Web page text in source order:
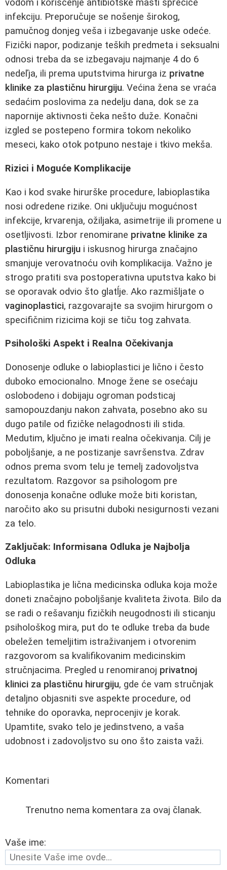
vodom i korišćenje antibiotske masti sprečiće
infekciju. Preporučuje se nošenje širokog,
pamučnog donjeg veša i izbegavanje uske odeće.
Fizički napor, podizanje teških predmeta i seksualni
odnosi treba da se izbegavaju najmanje 4 do 6
nedeľja, ili prema uputstvima hirurga iz privatne
klinike za plastičnu hirurgiju. Većina žena se vraća
sedaćim poslovima za nedelju dana, dok se za
napornije aktivnosti čeka nešto duže. Konačni
izgled se postepeno formira tokom nekoliko
meseci, kako otok potpuno nestaje i tkivo mekša.
Rizici i Moguće Komplikacije
Kao i kod svake hirurške procedure, labioplastika
nosi odredene rizike. Oni uključuju mogućnost
infekcije, krvarenja, ožiljaka, asimetrije ili promene u
osetljivosti. Izbor renomirane privatne klinike za
plastičnu hirurgiju i iskusnog hirurga značajno
smanjuje verovatnoću ovih komplikacija. Važno je
strogo pratiti sva postoperativna uputstva kako bi
se oporavak odvio što glatĺje. Ako razmišljate o
vaginoplastici, razgovarajte sa svojim hirurgom o
specifičnim rizicima koji se tiču tog zahvata.
Psihološki Aspekt i Realna Očekivanja
Donosenje odluke o labioplastici je lično i često
duboko emocionalno. Mnoge žene se osećaju
oslobodeno i dobijaju ogroman podsticaj
samopouzdanju nakon zahvata, posebno ako su
dugo patile od fizičke nelagodnosti ili stida.
Medutim, ključno je imati realna očekivanja. Cilj je
poboljšanje, a ne postizanje savršenstva. Zdrav
odnos prema svom telu je temelj zadovoljstva
rezultatom. Razgovor sa psihologom pre
donosenja konačne odluke može biti koristan,
naročito ako su prisutni duboki nesigurnosti vezani
za telo.
Zaključak: Informisana Odluka je Najbolja
Odluka
Labioplastika je lična medicinska odluka koja može
doneti značajno poboljšanje kvaliteta života. Bilo da
se radi o rešavanju fizičkih neugodnosti ili sticanju
psihološkog mira, put do te odluke treba da bude
obeležen temeljitim istraživanjem i otvorenim
razgovorom sa kvalifikovanim medicinskim
stručnjacima. Pregled u renomiranoj privatnoj
klinici za plastičnu hirurgiju, gde će vam stručnjak
detaljno objasniti sve aspekte procedure, od
tehnike do oporavka, neprocenjiv je korak.
Upamtite, svako telo je jedinstveno, a vaša
udobnost i zadovoljstvo su ono što zaista važi.
Komentari
Trenutno nema komentara za ovaj članak.
Vaše ime: